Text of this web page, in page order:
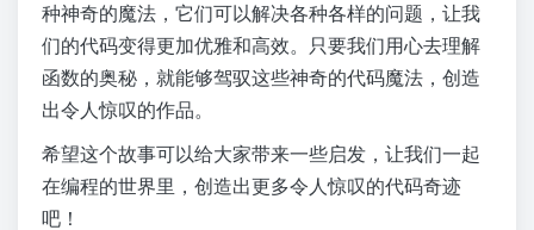
种神奇的魔法，它们可以解决各种各样的问题，让我
们的代码变得更加优雅和高效。只要我们用心去理解
函数的奥秘，就能够驾驭这些神奇的代码魔法，创造
出令人惊叹的作品。
希望这个故事可以给大家带来一些启发，让我们一起
在编程的世界里，创造出更多令人惊叹的代码奇迹
吧！